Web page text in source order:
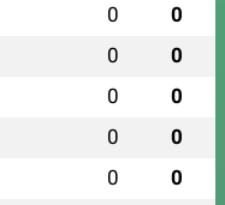
0 0
0 0
0 0
0 0
0 0